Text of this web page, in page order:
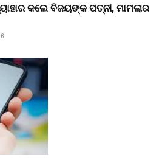
କଲେ ବିଜୟଙ୍କ ପତ୍ନୀ, ମାମଲାର